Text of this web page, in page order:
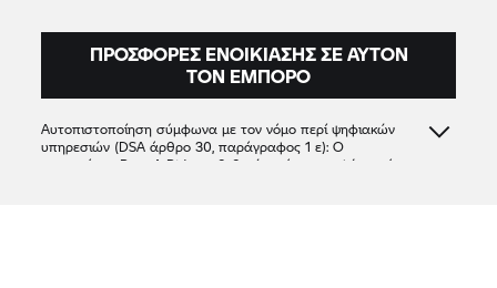
ΠΡΟΣΦΟΡΈΣ ΕΝΟΙΚΊΑΣΗΣ ΣΕ ΑΥΤΌΝ
ΤΟΝ ΈΜΠΟΡΟ
Αυτοπιστοποίηση σύμφωνα με τον νόμο περί ψηφιακών
υπηρεσιών (DSA άρθρο 30, παράγραφος 1 ε): Ο
συνεργάτης Rent A Ride
επιβεβαιώνει ότι προσφέρει μόνο